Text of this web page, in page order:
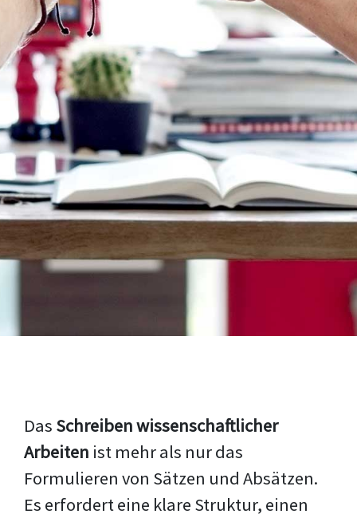
Das Schreiben wissenschaftlicher
Arbeiten ist mehr als nur das
Formulieren von Sätzen und Absätzen.
Es erfordert eine klare Struktur, einen